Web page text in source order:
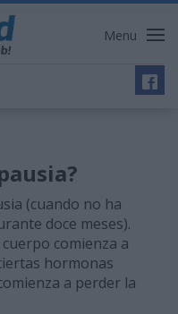
Menu
(cuando no ha
doce meses).
comienza a
hormonas
a perder la